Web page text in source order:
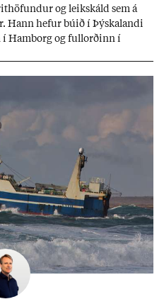
og leik­skáld sem á
Hann hef­ur bú­ið í Þýskalandi
í Ham­borg og full­orð­inn í